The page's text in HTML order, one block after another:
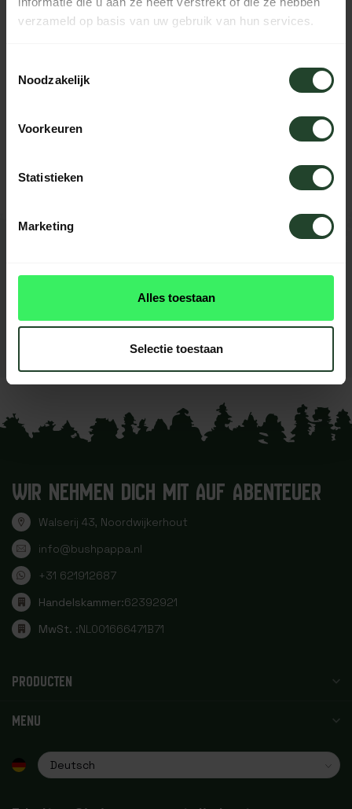
verzameld op basis van uw gebruik van hun services.
Noodzakelijk
Voorkeuren
Statistieken
Marketing
Alles toestaan
Selectie toestaan
Kontaktieren Sie uns, unsere Kollegen
keine reviews
Ihre Bewertung hinzufügen
WIR NEHMEN DICH MIT AUF ABENTEUER
Walserij 43, Noordwijkerhout
info@bushpappa.nl
+31 621912687
Handelskammer:62392921
MwSt. :NL001666471B71
PRODUCTEN
MENU